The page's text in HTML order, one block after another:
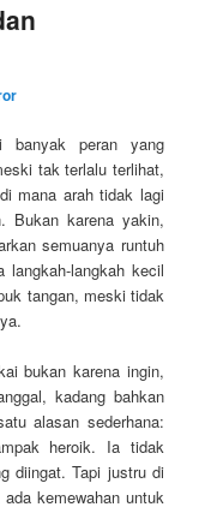
banyak peran yang
tak terlalu terlihat,
mana arah tidak lagi
Bukan karena yakin,
semuanya runtuh
langkah-langkah kecil
tangan, meski tidak
bukan karena ingin,
kadang bahkan
alasan sederhana:
heroik. Ia tidak
diingat. Tapi justru di
kemewahan untuk